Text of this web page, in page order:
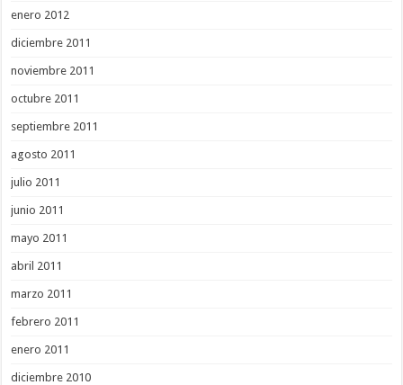
enero 2012
diciembre 2011
noviembre 2011
octubre 2011
septiembre 2011
agosto 2011
julio 2011
junio 2011
mayo 2011
abril 2011
marzo 2011
febrero 2011
enero 2011
diciembre 2010